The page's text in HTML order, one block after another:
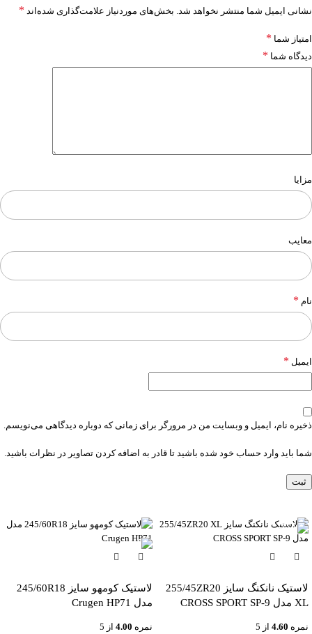
نشانی ایمیل شما منتشر نخواهد شد. بخش‌های موردنیاز علامت‌گذاری شده‌اند *
امتیاز شما *
دیدگاه شما *
مزایا
معایب
نام *
ایمیل *
ذخیره نام، ایمیل و وبسایت من در مرورگر برای زمانی که دوباره دیدگاهی می‌نویسم.
شما باید وارد حساب خود شده باشید تا قادر به اضافه کردن تصاویر در نظرات باشید.
لاستیک نانکنگ سایز 255/45ZR20
XL مدل CROSS SPORT SP-9
نمره 4.60 از 5
-6%
لاستیک کومهو سایز 245/60R18
مدل Crugen HP71
نمره 4.00 از 5